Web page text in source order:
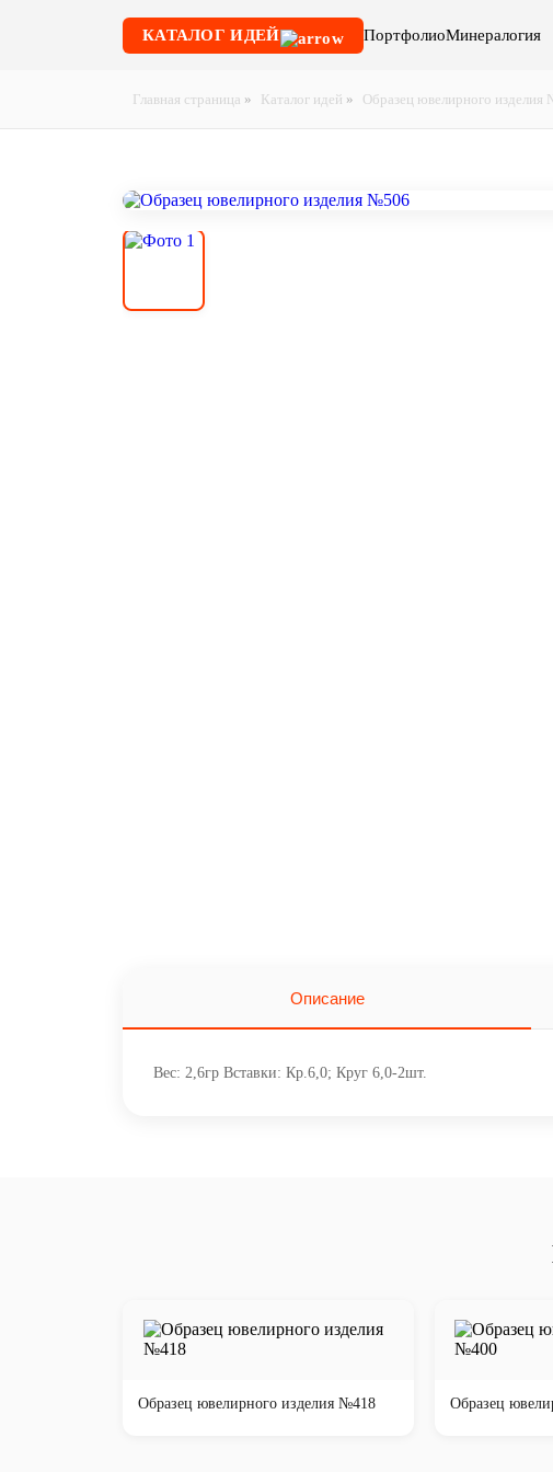
КАТАЛОГ ИДЕЙ ПортфолиоМинералогия
Главная страница » Каталог идей » Образец ювелирного изделия
Описание
Вес: 2,6гр Вставки: Кр.6,0; Круг 6,0-2шт.
Образец ювелирного изделия №418 Образец